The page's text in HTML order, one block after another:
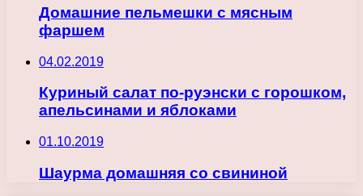
Домашние пельмешки с мясным
фаршем
04.02.2019
Куриный салат по-руэнски с горошком,
апельсинами и яблоками
01.10.2019
Шаурма домашняя со свининой